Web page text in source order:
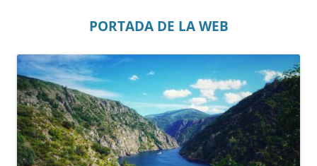
PORTADA DE LA WEB